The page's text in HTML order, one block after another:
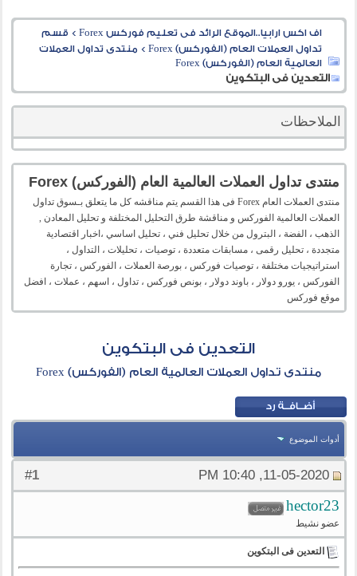
اف اكس ارابيا..الموقع الرائد فى تعليم فوركس Forex > قسم
تداول العملات العام (الفوركس) Forex
> منتدى تداول العملات
العالمية العام (الفوركس) Forex
التعدين فى البتكوين
الملاحظات
منتدى تداول العملات العالمية العام (الفوركس) Forex
منتدى العملات العام Forex فى هذا القسم يتم مناقشه كل ما يتعلق بـسوق تداول
العملات العالمية الفوركس و مناقشة طرق التحليل المختلفة و تحليل المعادن ,
الذهب ، الفضة ، البترول من خلال تحليل فني ، تحليل اساسي ،اخبار اقتصادية
متجددة ، تحليل رقمى ، مسابقات متعددة ، توصيات ، تحليلات ، التداول ،
استراتيجيات مختلفة ، توصيات فوركس ، بورصة العملات ، الفوركس ، تجارة
الفوركس ، يورو دولار ، باوند دولار ، بونص فوركس ، تداول ، اسهم ، عملات ، افضل
موقع فوركس
التعدين فى البتكوين
منتدى تداول العملات العالمية العام (الفوركس) Forex
أدوات الموضوع
#
1 11-05-2020, 10:40 PM
hector23
عضو نشيط
التعدين فى البتكوين